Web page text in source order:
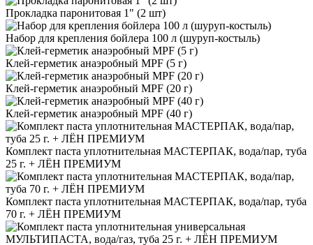
Прокладка паронитовая 1" (2 шт)
Набор для крепления бойлера 100 л (шуруп-костыль)
Клей-герметик анаэробный MPF (5 г)
Клей-герметик анаэробный MPF (20 г)
Клей-герметик анаэробный MPF (40 г)
Комплект паста уплотнительная МАСТЕРПАК, вода/пар, туба
25 г. + ЛЁН ПРЕМИУМ
Комплект паста уплотнительная МАСТЕРПАК, вода/пар, туба
70 г. + ЛЁН ПРЕМИУМ